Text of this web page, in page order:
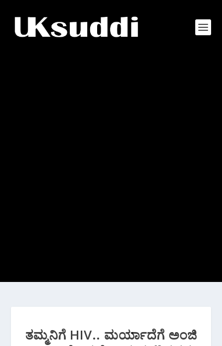
ತಮ್ಮನಿಗೆ HIV.. ಮರ್ಯಾದೆಗೆ ಅಂಜಿ